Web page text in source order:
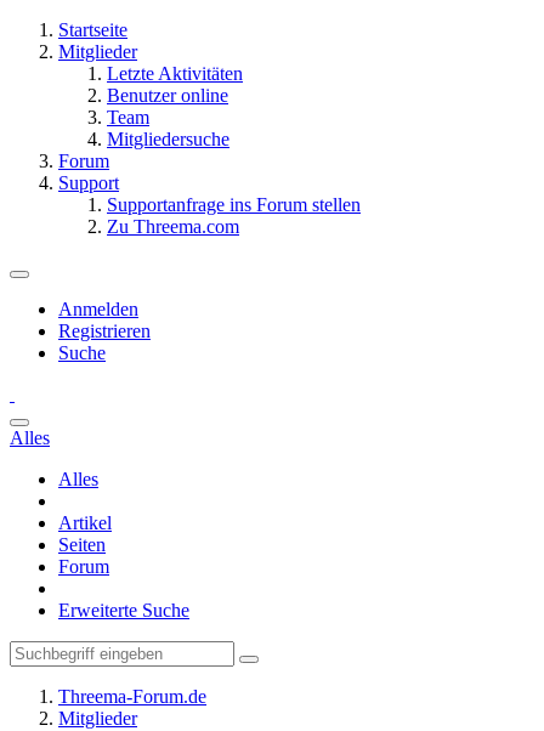
Startseite
Mitglieder
Letzte Aktivitäten
Benutzer online
Team
Mitgliedersuche
Forum
Support
Supportanfrage ins Forum stellen
Zu Threema.com
Anmelden
Registrieren
Suche
Alles
Alles
Artikel
Seiten
Forum
Erweiterte Suche
Threema-Forum.de
Mitglieder